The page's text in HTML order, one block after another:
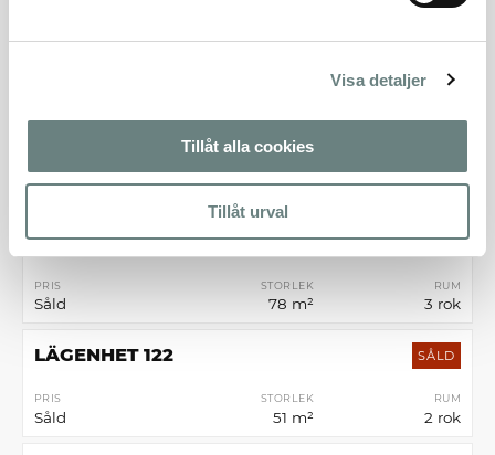
Visa detaljer
Tillåt alla cookies
Tillåt urval
1 rok
PRIS
Såld
STORLEK
78 m²
RUM
3 rok
LÄGENHET 121
PRIS
Såld
STORLEK
78 m²
RUM
3 rok
SÅLD
LÄGENHET 122
PRIS
Såld
STORLEK
51 m²
RUM
2 rok
SÅLD